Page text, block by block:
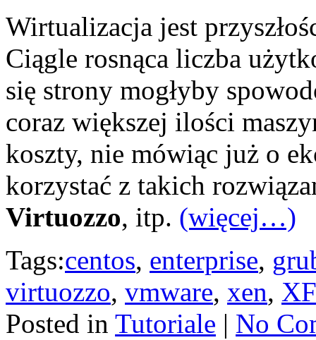
Wirtualizacja jest
Ciągle rosnąca liczba
się strony mogłyby
coraz większej ilości
koszty, nie mówiąc już o
korzystać z takich
Virtuozzo, itp. (więcej…)
Tags:centos, enterprise,
virtuozzo, vmware, xen,
Posted in Tutoriale | No